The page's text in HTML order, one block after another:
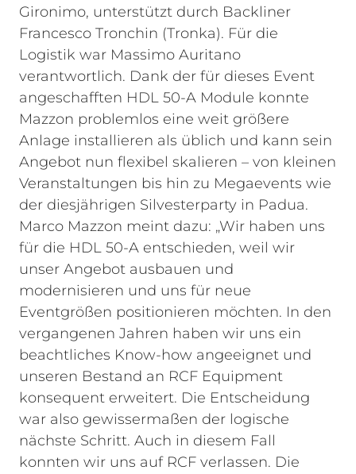
Gironimo, unterstützt durch Backliner
Francesco Tronchin (Tronka). Für die
Logistik war Massimo Auritano
verantwortlich. Dank der für dieses Event
angeschafften HDL 50-A Module konnte
Mazzon problemlos eine weit größere
Anlage installieren als üblich und kann sein
Angebot nun flexibel skalieren – von kleinen
Veranstaltungen bis hin zu Megaevents wie
der diesjährigen Silvesterparty in Padua.
Marco Mazzon meint dazu: „Wir haben uns
für die HDL 50-A entschieden, weil wir
unser Angebot ausbauen und
modernisieren und uns für neue
Eventgrößen positionieren möchten. In den
vergangenen Jahren haben wir uns ein
beachtliches Know-how angeeignet und
unseren Bestand an RCF Equipment
konsequent erweitert. Die Entscheidung
war also gewissermaßen der logische
nächste Schritt. Auch in diesem Fall
konnten wir uns auf RCF verlassen. Die